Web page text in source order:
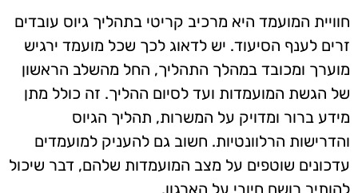
חוויית המועמד היא מרכיב קריטי בתהליך גיוס עובדים
זרים לענף הסיעוד. יש לדאוג לכך שכל מועמד ירגיש
מוערך ומכובד במהלך התהליך, החל מהשלב הראשון
של הגשת המועמדות ועד לסיום ההליך. זה כולל מתן
מידע ברור ומדויק על המשרות, תהליך הגיוס
והדרישות הרלוונטיות. חשוב גם להעניק למועמדים
עדכונים שוטפים על מצב המועמדות שלהם, דבר שיכול
להותיר רושם חיובי על הארגון.